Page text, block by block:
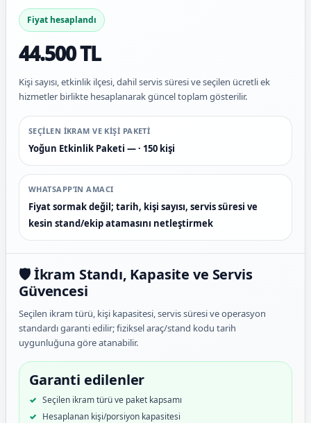
Fiyat hesaplandı
44.500 TL
Kişi sayısı, etkinlik ilçesi, dahil servis süresi ve seçilen ücretli ek
hizmetler birlikte hesaplanarak güncel toplam gösterilir.
SEÇILEN IKRAM VE KIŞI PAKETI
Yoğun Etkinlik Paketi — · 150 kişi
WHATSAPP’IN AMACI
Fiyat sormak değil; tarih, kişi sayısı, servis süresi ve
kesin stand/ekip atamasını netleştirmek
🛡️ İkram Standı, Kapasite ve Servis
Güvencesi
Seçilen ikram türü, kişi kapasitesi, servis süresi ve operasyon
standardı garanti edilir; fiziksel araç/stand kodu tarih
uygunluğuna göre atanabilir.
Garanti edilenler
Seçilen ikram türü ve paket kapsamı
Hesaplanan kişi/porsiyon kapasitesi